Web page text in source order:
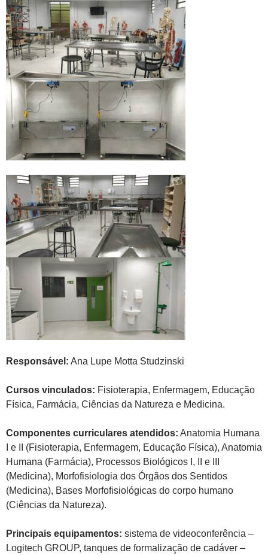
Responsável: Ana Lupe Motta Studzinski
Cursos vinculados: Fisioterapia, Enfermagem, Educação
Física, Farmácia, Ciências da Natureza e Medicina.
Componentes curriculares atendidos: Anatomia Humana
I e II (Fisioterapia, Enfermagem, Educação Física), Anatomia
Humana (Farmácia), Processos Biológicos I, II e III
(Medicina), Morfofisiologia dos Órgãos dos Sentidos
(Medicina), Bases Morfofisiológicas do corpo humano
(Ciências da Natureza).
Principais equipamentos: sistema de videoconferência –
Logitech GROUP, tanques de formalização de cadáver –